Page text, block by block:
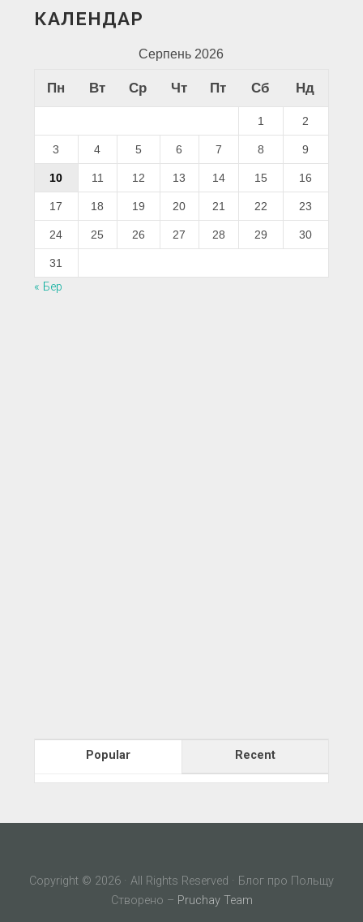
КАЛЕНДАР
Серпень 2026
Пн Вт Ср Чт Пт Сб Нд
1 2
3 4 5 6 7 8 9
10 11 12 13 14 15 16
17 18 19 20 21 22 23
24 25 26 27 28 29 30
31
« Бер
Popular Recent
Copyright © 2026 · All Rights Reserved · Блог про Польщу
Створено – Pruchay Team